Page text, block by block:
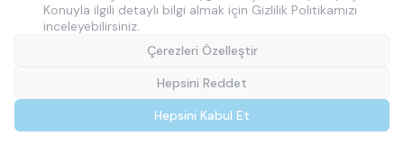
T-SoftE-TicaretSistemleriyle Hazırlanmıştır.
Konuyla ilgili detaylı bilgi almak için Gizlilik Politikamızı
inceleyebilirsiniz.
Çerezleri Özelleştir
Hepsini Reddet
Hepsini Kabul Et